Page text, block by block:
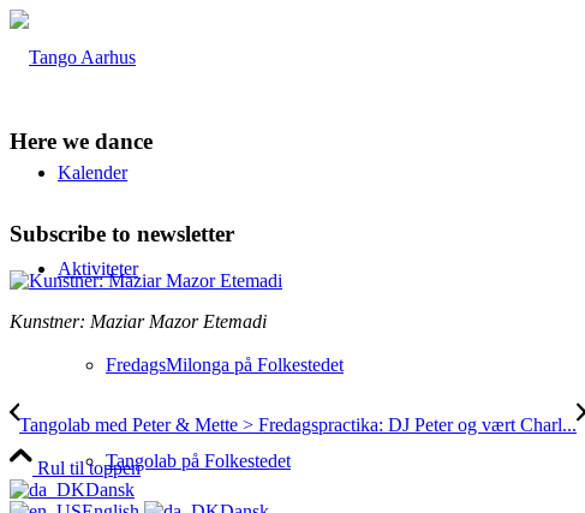
Kalender
Aktiviteter
FredagsMilonga på Folkestedet
Tangolab på Folkestedet
Here we dance
Subscribe to newsletter
Kunstner: Maziar Mazor Etemadi
Tangolab med Peter & Mette > Fredagspractika: DJ Peter og vært Charl...
Rul til toppen
Dansk